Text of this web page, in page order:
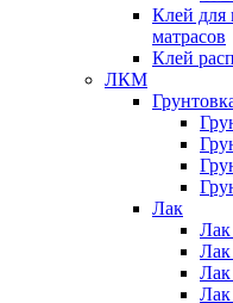
Клей для
матрасов
Клей
ЛКМ
Лак
Лак